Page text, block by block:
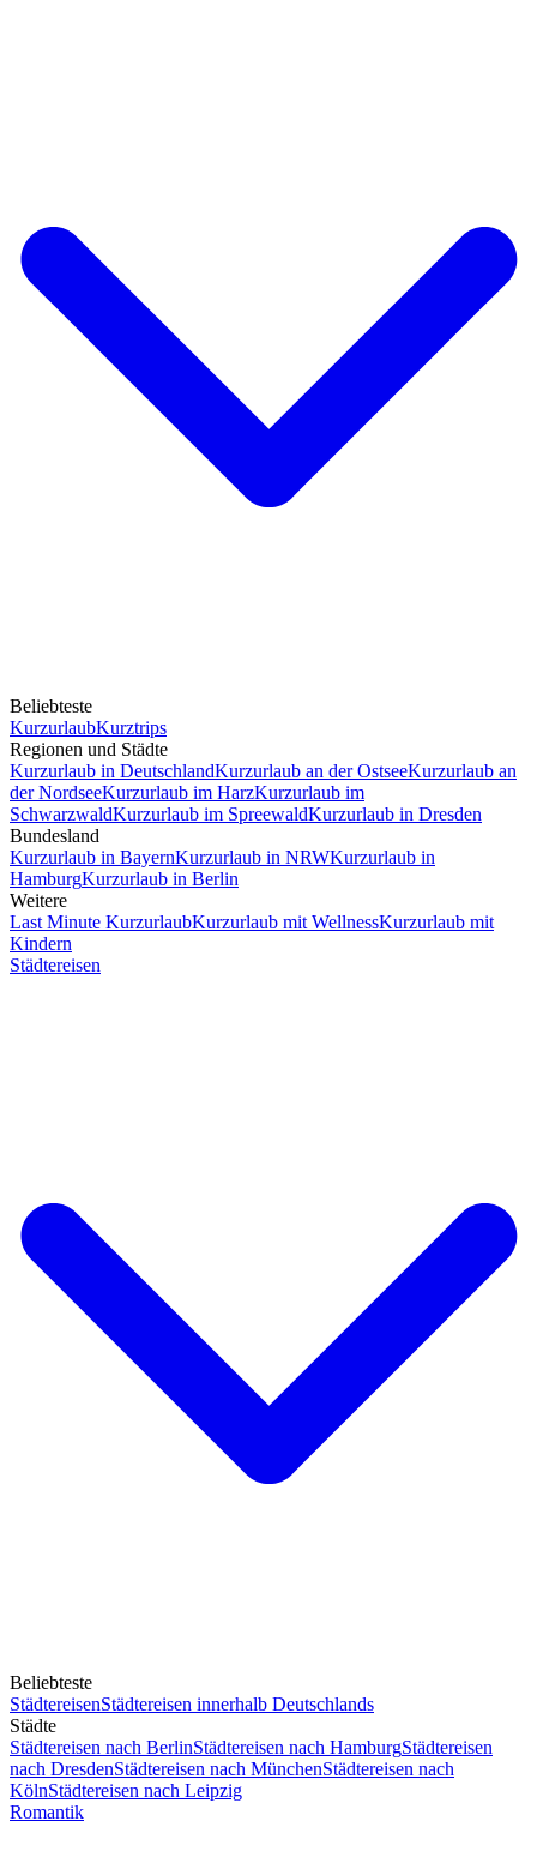
Beliebteste
KurzurlaubKurztrips
Regionen und Städte
Kurzurlaub in DeutschlandKurzurlaub an der OstseeKurzurlaub an
der NordseeKurzurlaub im HarzKurzurlaub im
SchwarzwaldKurzurlaub im SpreewaldKurzurlaub in Dresden
Bundesland
Kurzurlaub in BayernKurzurlaub in NRWKurzurlaub in
HamburgKurzurlaub in Berlin
Weitere
Last Minute KurzurlaubKurzurlaub mit WellnessKurzurlaub mit
Kindern
Städtereisen
Beliebteste
StädtereisenStädtereisen innerhalb Deutschlands
Städte
Städtereisen nach BerlinStädtereisen nach HamburgStädtereisen
nach DresdenStädtereisen nach MünchenStädtereisen nach
KölnStädtereisen nach Leipzig
Romantik